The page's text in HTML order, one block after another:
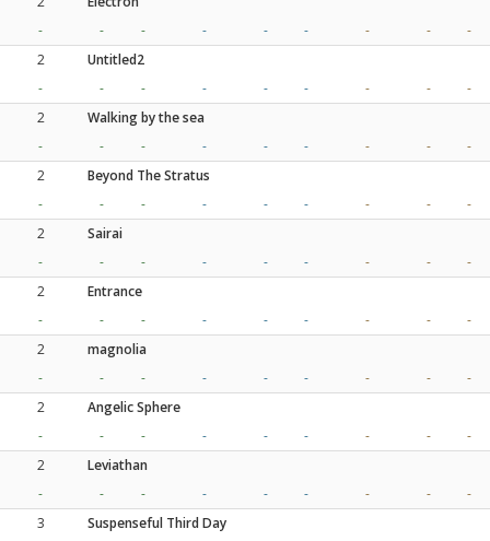
-
- - - - - - -
-
2
Untitled2
-
- - - - - - -
-
2
Walking by the sea
-
- - - - - - -
-
2
Beyond The Stratus
-
- - - - - - -
-
2
Sairai
-
- - - - - - -
-
2
Entrance
-
- - - - - - -
-
2
magnolia
-
- - - - - - -
-
2
Angelic Sphere
-
- - - - - - -
-
2
Leviathan
-
- - - - - - -
-
3
Suspenseful Third Day